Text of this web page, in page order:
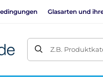
Glasarten und
Z.B.